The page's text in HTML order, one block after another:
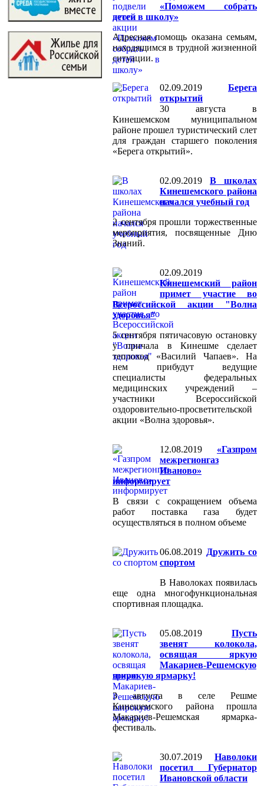
«Поможем собрать
детей в школу»
Адресная помощь оказана семьям,
находящимся в трудной жизненной
ситуации.
02.09.2019
Берега
открытий
30 августа в
Кинешемском муниципальном
районе прошел туристический слет
для граждан старшего поколения
«Берега открытий».
02.09.2019
В школах
Кинешемского района
начался учебный год
2 сентября прошли торжественные
мероприятия, посвященные Дню
Знаний.
02.09.2019
Кинешемский район
примет участие во
Всероссийской акции "Волна
здоровья"
5 сентября пятичасовую остановку
у причала в Кинешме сделает
теплоход «Василий Чапаев». На
нем прибудут ведущие
специалисты федеральных
медицинских учреждений –
участники Всероссийской
оздоровительно-просветительской
акции «Волна здоровья».
12.08.2019
«Газпром
межрегионгаз
Иваново»
информирует
В связи с сокращением объема
работ поставка газа будет
осуществляться в полном объеме
06.08.2019 Дружить со
спортом
В Наволоках появилась
еще одна многофункциональная
спортивная площадка.
05.08.2019
Пусть
звенят колокола,
освящая яркую
Макариев-Решемскую
широкую ярмарку!
3 августа в селе Решме
Кинешемского района прошла
Макариев-Решемская ярмарка-
фестиваль.
30.07.2019
Наволоки
посетил Губернатор
Ивановской области